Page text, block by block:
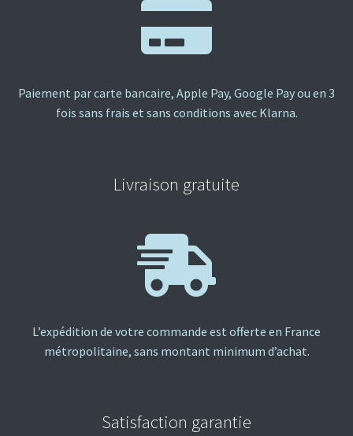
Paiement par carte bancaire, Apple Pay, Google Pay ou en 3
fois sans frais et sans conditions avec Klarna.
Livraison gratuite
L’expédition de votre commande est offerte en France
métropolitaine, sans montant minimum d’achat.
Satisfaction garantie